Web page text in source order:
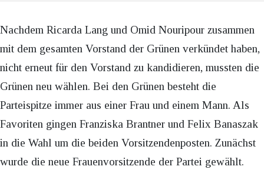
Nachdem Ricarda Lang und Omid Nouripour zusammen
mit dem gesamten Vorstand der Grünen verkündet haben,
nicht erneut für den Vorstand zu kandidieren, mussten die
Grünen neu wählen. Bei den Grünen besteht die
Parteispitze immer aus einer Frau und einem Mann. Als
Favoriten gingen Franziska Brantner und Felix Banaszak
in die Wahl um die beiden Vorsitzendenposten. Zunächst
wurde die neue Frauenvorsitzende der Partei gewählt.